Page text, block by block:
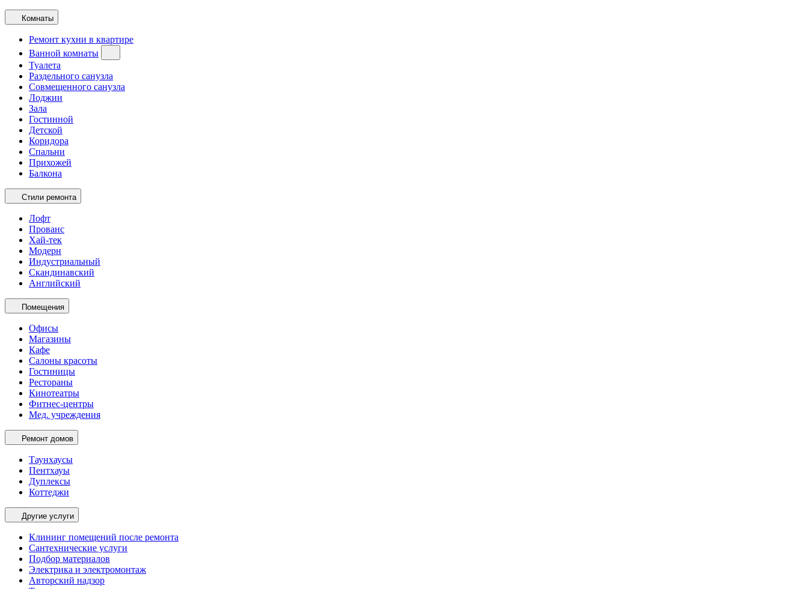
Комнаты
Ремонт кухни в квартире
Ванной комнаты
Туалета
Раздельного санузла
Совмещенного санузла
Лоджии
Зала
Гостинной
Детской
Коридора
Спальни
Прихожей
Балкона
Стили ремонта
Лофт
Прованс
Хай-тек
Модерн
Индустриальный
Скандинавский
Английский
Помещения
Офисы
Магазины
Кафе
Салоны красоты
Гостиницы
Рестораны
Кинотеатры
Фитнес-центры
Мед. учреждения
Ремонт домов
Таунхаусы
Пентхауы
Дуплексы
Коттеджи
Другие услуги
Клининг помещений после ремонта
Сантехнические услуги
Подбор материалов
Электрика и электромонтаж
Авторский надзор